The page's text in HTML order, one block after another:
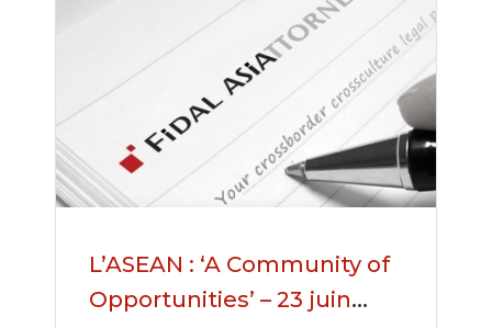
L’ASEAN : ‘A Community of
Opportunities’ – 23 juin